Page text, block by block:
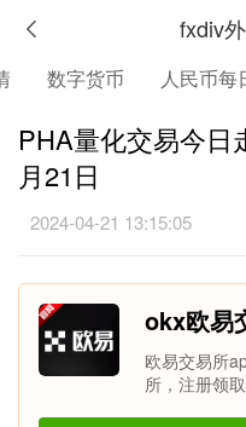
fxdiv
数字货币 人民币每
PHA量化交易今日
月21日
2024-04-21 13:15:05
okx欧易
欧易交易所
所，注册领